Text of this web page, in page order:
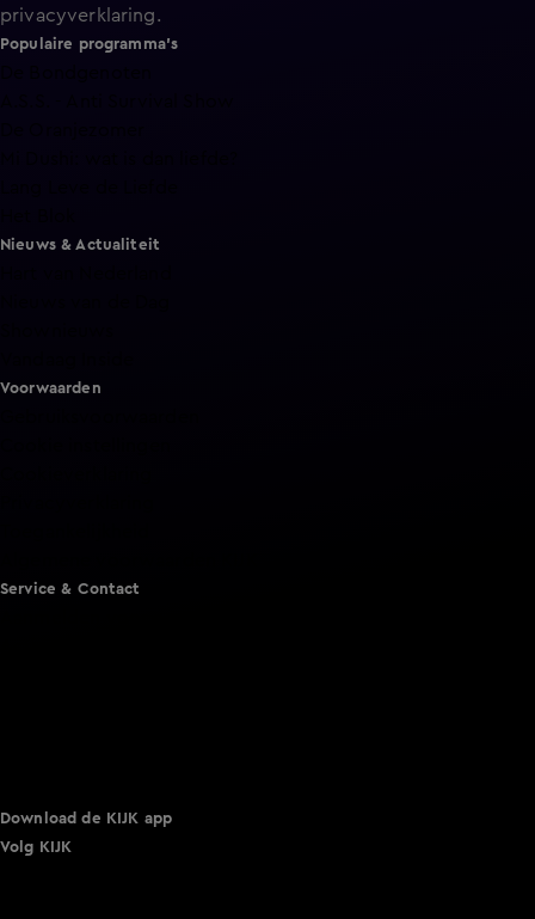
privacyverklaring.
Populaire programma's
Nieuws & Actualiteit
Voorwaarden
Service & Contact
Download de KIJK app
Volg KIJK